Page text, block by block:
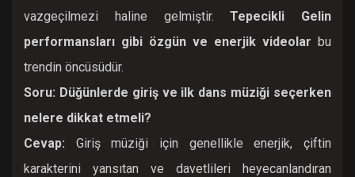
vazgeçilmezi haline gelmiştir.Tepecikli Gelin
performansları gibi özgün ve enerjik videolar bu
trendin öncüsüdür.
Soru: Düğünlerde giriş ve ilk dans müziği seçerken
nelere dikkat etmeli?
Cevap: Giriş müziği için genellikle enerjik, çiftin
karakterini yansıtan ve davetlileri heyecanlandıran